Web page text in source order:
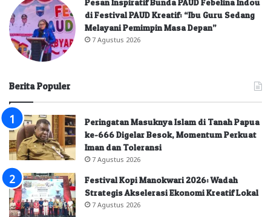
di Festival PAUD Kreatif: “Ibu Guru Sedang
Melayani Pemimpin Masa Depan”
7 Agustus 2026
Berita Populer
Peringatan Masuknya Islam di Tanah Papua
ke-666 Digelar Besok, Momentum Perkuat
Iman dan Toleransi
7 Agustus 2026
Festival Kopi Manokwari 2026: Wadah
Strategis Akselerasi Ekonomi Kreatif Lokal
7 Agustus 2026